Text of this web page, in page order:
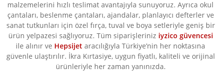
malzemelerini hızlı teslimat avantajıyla sunuyoruz. Ayrıca okul
çantaları, beslenme çantaları, ajandalar, planlayıcı defterler ve
sanat tutkunları için özel fırça, tuval ve boya setleriyle geniş bir
ürün yelpazesi sağlıyoruz. Tüm siparişleriniz iyzico güvencesi
ile alınır ve Hepsijet aracılığıyla Türkiye’nin her noktasına
güvenle ulaştırılır. İkra Kırtasiye, uygun fiyatlı, kaliteli ve orijinal
ürünleriyle her zaman yanınızda.